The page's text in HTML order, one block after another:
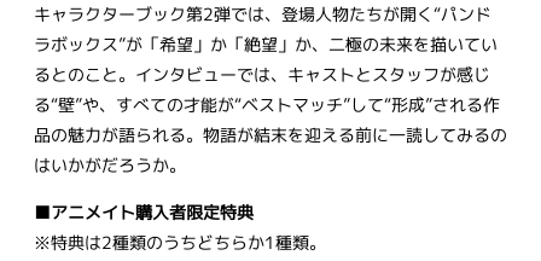
キャラクターブック第2弾では、登場人物たちが開く“パンド
ラボックス”が「希望」か「絶望」か、二極の未来を描いてい
るとのこと。インタビューでは、キャストとスタッフが感じ
る“壁”や、すべての才能が“ベストマッチ”して“形成”される作
品の魅力が語られる。物語が結末を迎える前に一読してみるの
はいかがだろうか。
■アニメイト購入者限定特典
※特典は2種類のうちどちらか1種類。